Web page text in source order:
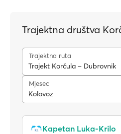
Trajektna društva
Trajektna ruta
Trajekt Korčula – Dubrovnik
Mjesec
Kolovoz
Kapetan Luka-Krilo